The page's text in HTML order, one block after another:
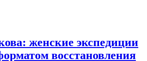
женские экспедиции
восстановления